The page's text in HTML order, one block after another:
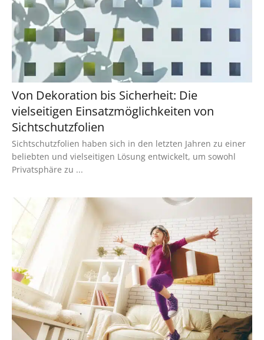
Von Dekoration bis Sicherheit: Die
vielseitigen Einsatzmöglichkeiten von
Sichtschutzfolien
Sichtschutzfolien haben sich in den letzten Jahren zu einer
beliebten und vielseitigen Lösung entwickelt, um sowohl
Privatsphäre zu ...